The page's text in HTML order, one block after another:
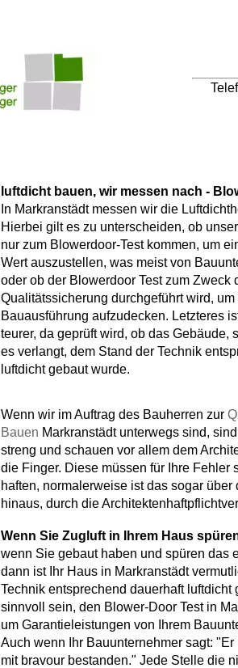
luftdicht bauen, wir messen nach -
In Markranstädt messen wir die
Hierbei gilt es zu unterscheiden, ob
nur zum Blowerdoor-Test kommen, um
Wert auszustellen, was meist von
oder ob der Blowerdoor Test zum Zweck
Qualitätssicherung durchgeführt wird,
Bauausführung aufzudecken. Letzteres
teurer, da geprüft wird, ob das Gebäude,
es verlangt, dem Stand der Technik
luftdicht gebaut wurde.
Wenn wir im Auftrag des Bauherren zur
Bauen Markranstädt unterwegs sind,
streng und schauen vor allem dem
die Finger. Diese müssen für Ihre Fehler
haften, normalerweise ist das sogar über
hinaus, durch die
Wenn Sie Zugluft in Ihrem Haus
wenn Sie gebaut haben und spüren das
dann ist Ihr Haus in Markranstädt
Technik entsprechend dauerhaft luftdicht
sinnvoll sein, den Blower-Door Test in
um Garantieleistungen von Ihrem
Auch wenn Ihr Bauunternehmer sagt:
mit bravour bestanden." Jede Stelle die